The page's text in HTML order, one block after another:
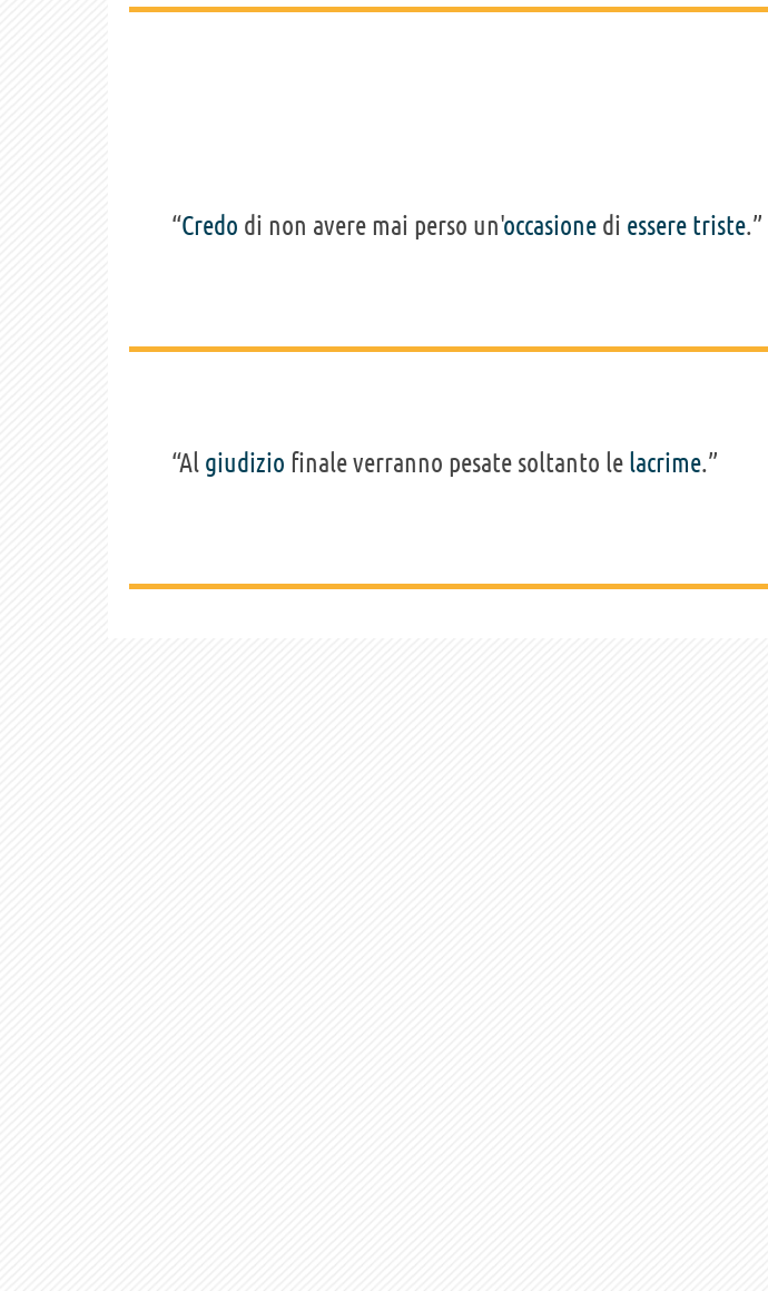
“Credo di non avere mai perso un'occasione di essere triste.”
“Al giudizio finale verranno pesate soltanto le lacrime.”